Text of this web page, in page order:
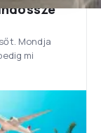
Mondja
mi